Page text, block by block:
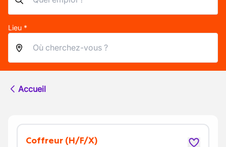
Lieu *
Accueil
Coffreur (H/F/X)